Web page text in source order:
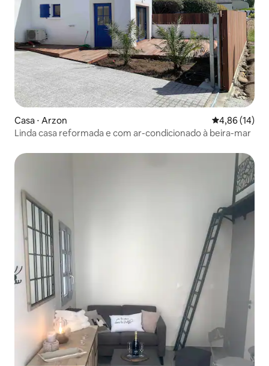
Casa ⋅ Arzon 4,86 de uma
4,86 (14)
Linda casa reformada e com ar-condicionado à beira-mar